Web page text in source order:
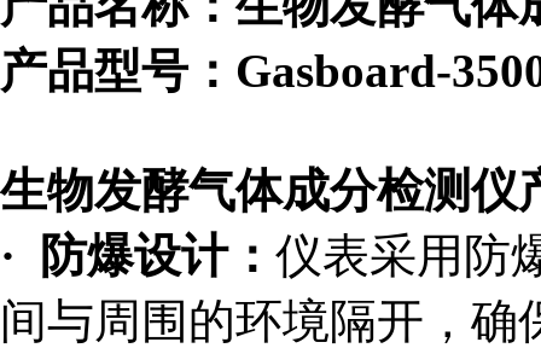
产品型号：Gasboard-
生物发酵气体成分检测仪
· 防爆设计： 仪表采用防
间与周围的环境隔开，